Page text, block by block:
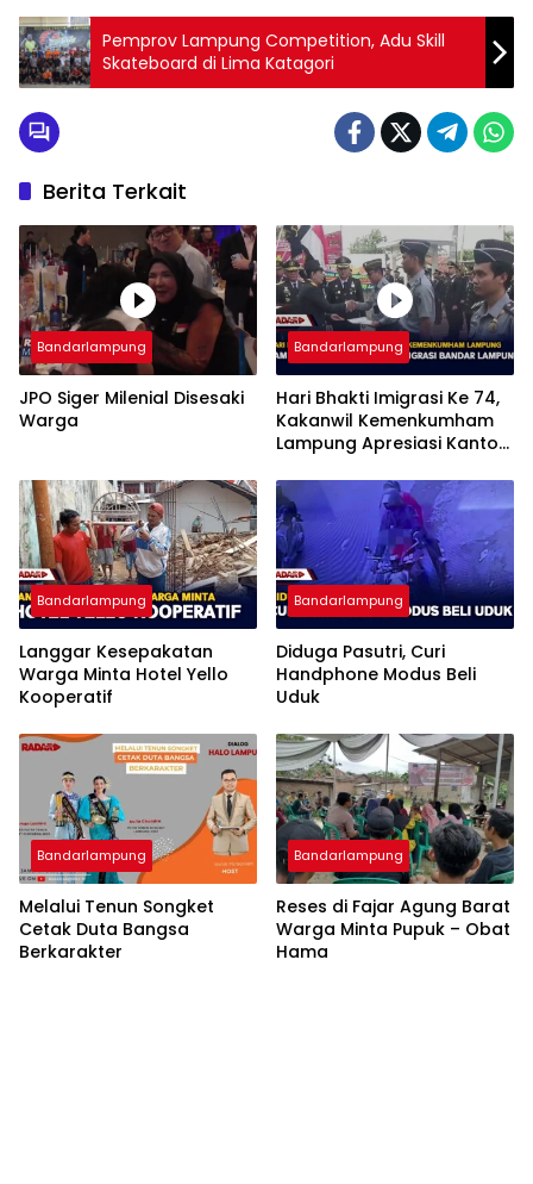
Pemprov Lampung Competition, Adu Skill
Skateboard di Lima Katagori
Berita Terkait
Bandarlampung
JPO Siger Milenial Disesaki
Warga
Bandarlampung
Hari Bhakti Imigrasi Ke 74,
Kakanwil Kemenkumham
Lampung Apresiasi Kantor
Bandarlampung
Langgar Kesepakatan
Warga Minta Hotel Yello
Kooperatif
Bandarlampung
Diduga Pasutri, Curi
Handphone Modus Beli
Uduk
Bandarlampung
Melalui Tenun Songket
Cetak Duta Bangsa
Berkarakter
Bandarlampung
Reses di Fajar Agung Barat
Warga Minta Pupuk – Obat
Hama